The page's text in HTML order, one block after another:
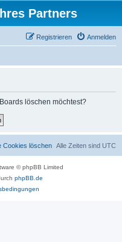
Partners
Anmelden
Registrieren
löschen möchtest?
Alle Zeiten sind UTC
Cookies löschen
© phpBB Limited
phpBB.de